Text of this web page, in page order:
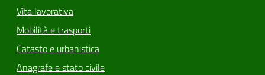
Vita lavorativa
Mobilità e trasporti
Catasto e urbanistica
Anagrafe e stato civile